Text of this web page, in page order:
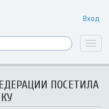
Вход
ПОСЕТИЛА